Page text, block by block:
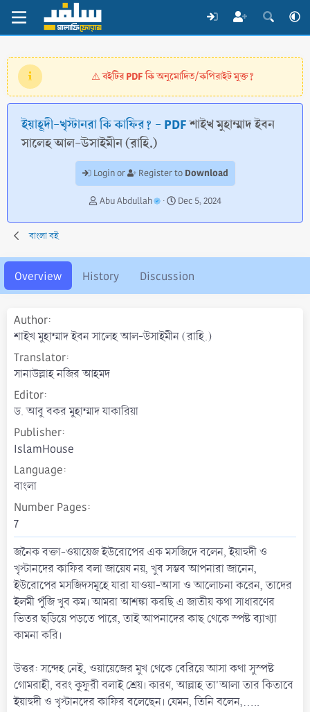
⚠️বইটির PDF কি অনুমোদিত/কপিরাইট মুক্ত?
ইয়াহূদী-খৃস্টানরা কি কাফির? - PDFশাইখ মুহাম্মাদ ইবন
সালেহ আল-উসাইমীন (রাহি.)
Login or Register to Download
A
t
Abu Abdullah
C
e
o
n
t
Dec 5, 2024
বাংলা বই
Overview History Discussion
Author
শাইখ মুহাম্মাদ ইবন সালেহ আল-উসাইমীন (রাহি.)
Translator
সানাউল্লাহ নজির আহমদ
Editor
ড. আবু বকর মুহাম্মাদ যাকারিয়া
Publisher
IslamHouse
Language
বাংলা
Number Pages
7
জনৈক বক্তা-ওয়ায়েজ ইউরোপের এক মসজিদে বলেন, ইয়াহুদী ও
খৃস্টানদের কাফির বলা জায়েয নয়, খুব সম্ভব আপনারা জানেন,
ইউরোপের মসজিদসমূহে যারা যাওয়া-আসা ও আলোচনা করেন, তাদের
ইলমী পুঁজি খুব কম। আমরা আশঙ্কা করছি এ জাতীয় কথা সাধারণের
ভিতর ছড়িয়ে পড়তে পারে, তাই আপনাদের কাছ থেকে স্পষ্ট ব্যাখ্যা
কামনা করি।
উত্তর: সন্দেহ নেই, ওয়ায়েজের মুখ থেকে বেরিয়ে আসা কথা সুস্পষ্ট
গোমরাহী, বরং কুফুরী বলাই শ্রেয়। কারণ, আল্লাহ তা'আলা তার কিতাবে
ইয়াহুদী ও খৃস্টানদের কাফির বলেছেন। যেমন, তিনি বলেন,.....